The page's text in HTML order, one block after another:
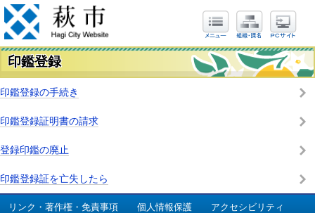
印鑑登録
印鑑登録の手続き
印鑑登録証明書の請求
登録印鑑の廃止
印鑑登録証を亡失したら
リンク・著作権・免責事項 個人情報保護 アクセシビリティ